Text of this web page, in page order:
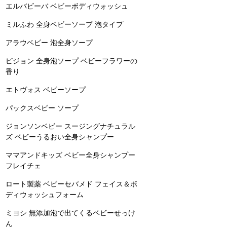
エルバビーバ ベビーボディウォッシュ
ミルふわ 全身ベビーソープ 泡タイプ
アラウベビー 泡全身ソープ
ピジョン 全身泡ソープ ベビーフラワーの
香り
エトヴォス ベビーソープ
パックスベビー ソープ
ジョンソンベビー スージングナチュラル
ズ ベビーうるおい全身シャンプー
ママアンドキッズ ベビー全身シャンプー
フレイチェ
ロート製薬 ベビーセバメド フェイス＆ボ
ディウォッシュフォーム
ミヨシ 無添加泡で出てくるベビーせっけ
ん